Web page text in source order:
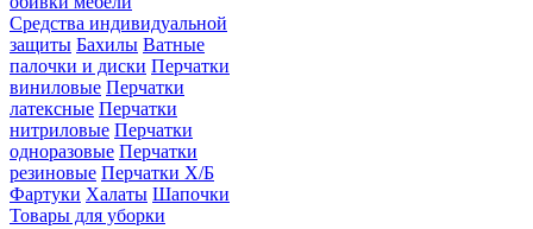
Средства индивидуальной
защиты Бахилы Ватные
палочки и диски Перчатки
виниловые Перчатки
латексные Перчатки
нитриловые Перчатки
одноразовые Перчатки
резиновые Перчатки Х/Б
Фартуки Халаты Шапочки
Товары для уборки